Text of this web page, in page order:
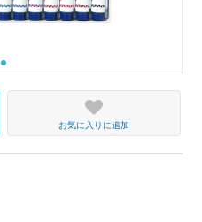
お気に入りに追加